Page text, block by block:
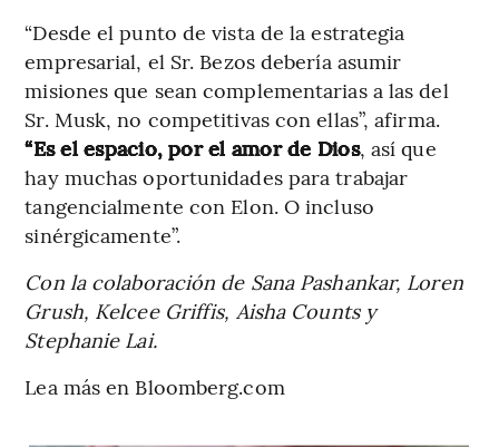
“Desde el punto de vista de la estrategia
empresarial, el Sr. Bezos debería asumir
misiones que sean complementarias a las del
Sr. Musk, no competitivas con ellas”, afirma.
“Es el espacio, por el amor de Dios, así que
hay muchas oportunidades para trabajar
tangencialmente con Elon. O incluso
sinérgicamente”.
Con la colaboración de Sana Pashankar, Loren
Grush, Kelcee Griffis, Aisha Counts y
Stephanie Lai.
Lea más en Bloomberg.com